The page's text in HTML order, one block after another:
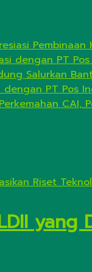
Pembinaan
dengan PT
Salurkan
dengan PT Pos
CAI,